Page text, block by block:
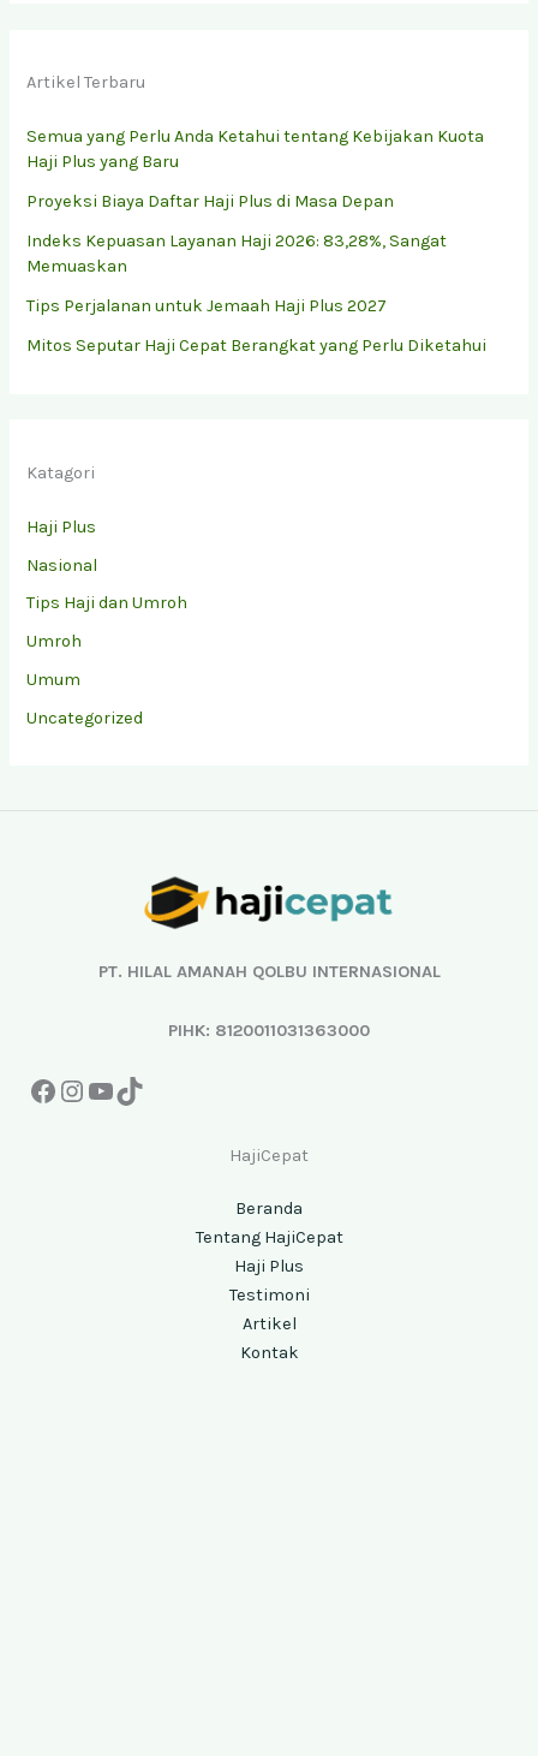
Artikel Terbaru
Semua yang Perlu Anda Ketahui tentang Kebijakan Kuota
Haji Plus yang Baru
Proyeksi Biaya Daftar Haji Plus di Masa Depan
Indeks Kepuasan Layanan Haji 2026: 83,28%, Sangat
Memuaskan
Tips Perjalanan untuk Jemaah Haji Plus 2027
Mitos Seputar Haji Cepat Berangkat yang Perlu Diketahui
Katagori
Haji Plus
Nasional
Tips Haji dan Umroh
Umroh
Umum
Uncategorized
PT. HILAL AMANAH QOLBU INTERNASIONAL
PIHK: 8120011031363000
Instagram
YouTube
TikTok
HajiCepat
Beranda
Tentang HajiCepat
Haji Plus
Testimoni
Artikel
Kontak